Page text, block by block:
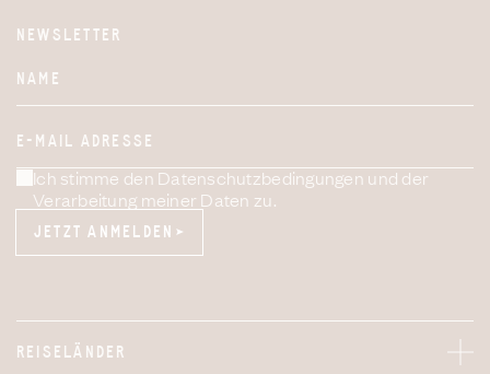
NEWSLETTER
NAME
E-MAIL ADRESSE
Ich stimme den Datenschutzbedingungen und der
Verarbeitung meiner Daten zu.
JETZT ANMELDEN
JETZT ANMELDEN
REISELÄNDER